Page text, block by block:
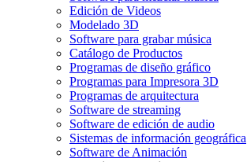
Edición de Videos
Modelado 3D
Software para grabar música
Catálogo de Productos
Programas de diseño gráfico
Programas para Impresora 3D
Programas de arquitectura
Software de streaming
Software de edición de audio
Sistemas de información geográfica
Software de Animación